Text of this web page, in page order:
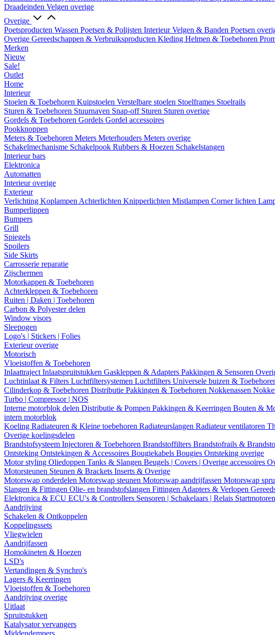
Draadeinden Velgen overige
Overige
Poetsproducten Wassen Poetsen & Polijsten InterieurVelgen & Banden Poetsen
Overige Gereedschappen & Verbruiksproducten Kleding Helmen & Toebehoren
Merken
Nieuw
Sale!
Outlet
Home
Interieur
Stoelen & Toebehoren Kuipstoelen Verstelbare stoelen Stoelframes Stoelrails
Sturen & Toebehoren Stuurnaven Snap-off Sturen Sturen overige
Gordels & Toebehoren Gordels Gordel accessoires
Pookknoppen
Meters & Toebehoren Meters Meterhouders Meters overige
Schakelmechanisme Schakelpook Rubbers & Hoezen Schakelstangen
Interieur bars
Elektronica
Automatten
Interieur overige
Exterieur
Verlichting Koplampen Achterlichten Knipperlichten Mistlampen Corner lichten
Bumperlippen
Bumpers
Grill
Spiegels
Spoilers
Side Skirts
Carrosserie reparatie
Zijschermen
Motorkappen & Toebehoren
Achterkleppen & Toebehoren
Ruiten | Daken | Toebehoren
Carbon & Polyester delen
Window visors
Sleepogen
Logo's | Stickers | Folies
Exterieur overige
Motorisch
Vloeistoffen & Toebehoren
Inlaattraject Inlaatspruitstukken Gaskleppen & Adapters Pakkingen & Sensoren
Luchtinlaat & Filters Luchtfiltersystemen Luchtfilters Universele buizen &
Cilinderkop & Toebehoren Distributie Pakkingen & Toebehoren Nokkenassen
Turbo | Compressor | NOS
Interne motorblok delen Distributie & Pompen Pakkingen & Keerringen Bouten &
intern motorblok
Koeling Radiateuren & Kleine toebehoren Radiateurslangen Radiateur ventilatoren
Overige koelingsdelen
Brandstofsysteem Injectoren & Toebehoren Brandstoffilters Brandstofrails &
Ontsteking Ontstekingen & Accessoires Bougiekabels Bougies Ontsteking overige
Motor styling Oliedoppen Tanks & Slangen Beugels | Covers | Overige accessoires
Motorsteunen Steunen & Brackets Inserts & Overige
Motorswap onderdelen Motorswap steunen Motorswap aandrijfassen Motorswap
Slangen & Fittingen Olie- en brandstofslangen Fittingen Adapters & Verlopen
Elektronica & ECU ECU's & Controllers Sensoren | Schakelaars | Relais
Aandrijving
Schakelen & Ontkoppelen
Koppelingssets
Vliegwielen
Aandrijfassen
Homokineten & Hoezen
LSD's
Vertandingen & Synchro's
Lagers & Keerringen
Vloeistoffen & Toebehoren
Aandrijving overige
Uitlaat
Spruitstukken
Katalysator vervangers
Middendempers